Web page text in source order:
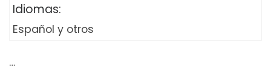
Idiomas:
Español y otros
…